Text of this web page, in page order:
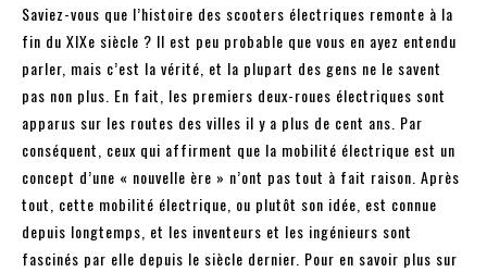
Saviez-vous que l’histoire des scooters électriques remonte à la
fin du XIXe siècle ? Il est peu probable que vous en ayez entendu
parler, mais c’est la vérité, et la plupart des gens ne le savent
pas non plus. En fait, les premiers deux-roues électriques sont
apparus sur les routes des villes il y a plus de cent ans. Par
conséquent, ceux qui affirment que la mobilité électrique est un
concept d’une « nouvelle ère » n’ont pas tout à fait raison. Après
tout, cette mobilité électrique, ou plutôt son idée, est connue
depuis longtemps, et les inventeurs et les ingénieurs sont
fascinés par elle depuis le siècle dernier. Pour en savoir plus sur